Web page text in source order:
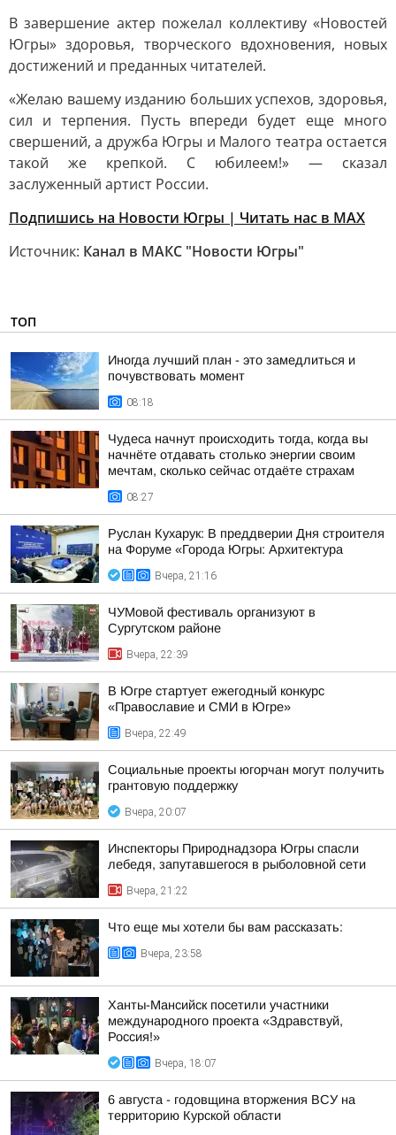
В завершение актер пожелал коллективу «Новостей
Югры» здоровья, творческого вдохновения, новых
достижений и преданных читателей.
«Желаю вашему изданию больших успехов, здоровья,
сил и терпения. Пусть впереди будет еще много
свершений, а дружба Югры и Малого театра остается
такой же крепкой. С юбилеем!» — сказал
заслуженный артист России.
Подпишись на Новости Югры | Читать нас в MAX
Источник: Канал в МАКС "Новости Югры"
ТОП
Иногда лучший план - это замедлиться и
почувствовать момент
08:18
Чудеса начнут происходить тогда, когда вы
начнёте отдавать столько энергии своим
мечтам, сколько сейчас отдаёте страхам
08:27
Руслан Кухарук: В преддверии Дня строителя
на Форуме «Города Югры: Архитектура
Вчера, 21:16
ЧУМовой фестиваль организуют в
Сургутском районе
Вчера, 22:39
В Югре стартует ежегодный конкурс
«Православие и СМИ в Югре»
Вчера, 22:49
Социальные проекты югорчан могут получить
грантовую поддержку
Вчера, 20:07
Инспекторы Природнадзора Югры спасли
лебедя, запутавшегося в рыболовной сети
Вчера, 21:22
Что еще мы хотели бы вам рассказать:
Вчера, 23:58
Ханты-Мансийск посетили участники
международного проекта «Здравствуй,
Россия!»
Вчера, 18:07
6 августа - годовщина вторжения ВСУ на
территорию Курской области